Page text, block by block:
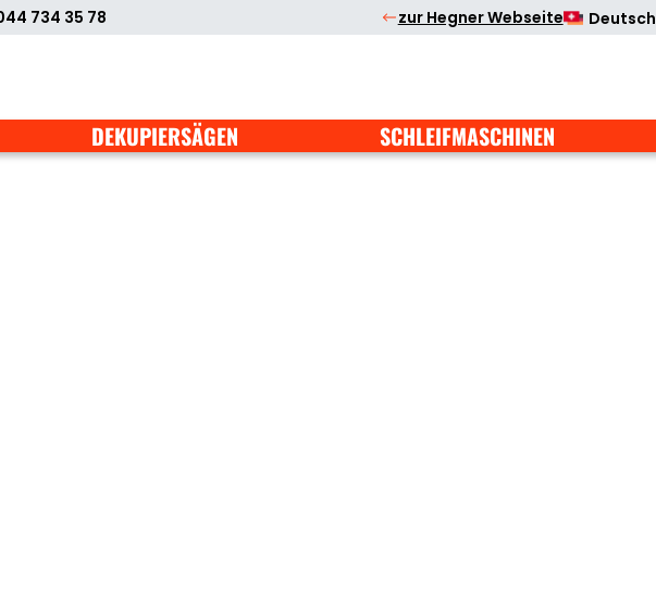
734 35 78 zur Hegner Webseite Deutsch
DEKUPIERSÄGEN SCHLEIFMASCHINEN